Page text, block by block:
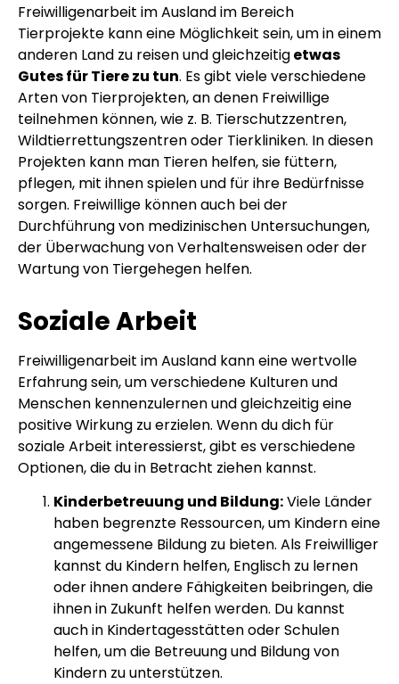
Freiwilligenarbeit im Ausland im Bereich
Tierprojekte kann eine Möglichkeit sein, um in einem
anderen Land zu reisen und gleichzeitigetwas
Gutes für Tiere zu tun. Es gibt viele verschiedene
Arten von Tierprojekten, an denen Freiwillige
teilnehmen können, wie z. B. Tierschutzzentren,
Wildtierrettungszentren oder Tierkliniken. In diesen
Projekten kann man Tieren helfen, sie füttern,
pflegen, mit ihnen spielen und für ihre Bedürfnisse
sorgen. Freiwillige können auch bei der
Durchführung von medizinischen Untersuchungen,
der Überwachung von Verhaltensweisen oder der
Wartung von Tiergehegen helfen.
Soziale Arbeit
Freiwilligenarbeit im Ausland kann eine wertvolle
Erfahrung sein, um verschiedene Kulturen und
Menschen kennenzulernen und gleichzeitig eine
positive Wirkung zu erzielen. Wenn du dich für
soziale Arbeit interessierst, gibt es verschiedene
Optionen, die du in Betracht ziehen kannst.
Kinderbetreuung und Bildung:Viele Länder
haben begrenzte Ressourcen, um Kindern eine
angemessene Bildung zu bieten. Als Freiwilliger
kannst du Kindern helfen, Englisch zu lernen
oder ihnen andere Fähigkeiten beibringen, die
ihnen in Zukunft helfen werden. Du kannst
auch in Kindertagesstätten oder Schulen
helfen, um die Betreuung und Bildung von
Kindern zu unterstützen.